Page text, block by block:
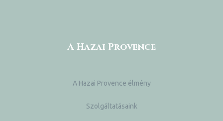
A Hazai Provence
A Hazai Provence élmény
Szolgáltatásaink